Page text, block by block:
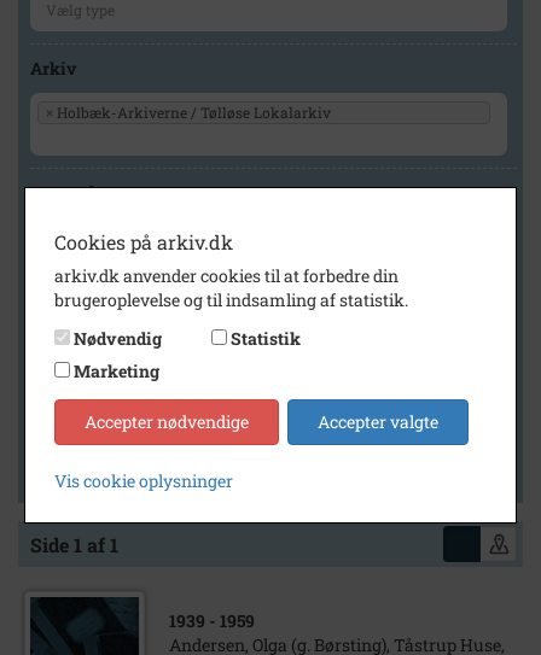
Arkiv
× Holbæk-Arkiverne / Tølløse Lokalarkiv
Geografi
Generelt
Vis kun med billeder
Vis kun med filmklip
Vis kun med lydklip
Vis kun med kilder
Vis kun med geo-tag
Side 1 af 1
1939 - 1959
Andersen, Olga (g. Børsting), Tåstrup Huse,
Cookies på arkiv.dk
arkiv.dk anvender cookies til at forbedre din
brugeroplevelse og til indsamling af statistik.
Nødvendig
Statistik
Marketing
Accepter nødvendige Accepter valgte
Vis cookie oplysninger